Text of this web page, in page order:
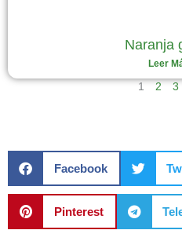
Naranja
Leer
1 2 3
Facebook
Pinterest